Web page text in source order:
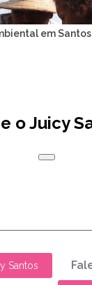
em
o Juicy
Santos